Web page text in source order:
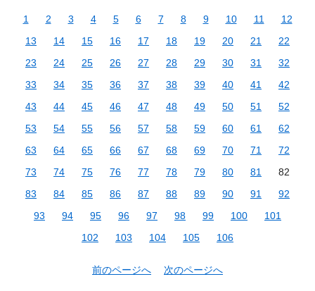
1 2 3 4 5 6 7 8 9 10 11
12
13
14 15 16 17 18 19 20 21
22
23
24 25 26 27 28 29 30 31
32
33
34 35 36 37 38 39 40 41
42
43
44 45 46 47 48 49 50 51
52
53
54 55 56 57 58 59 60 61
62
63
64 65 66 67 68 69 70 71
72
73
74 75 76 77 78 79 80 81
82
83
84 85 86 87 88 89 90 91
92
93
94 95 96 97 98 99 100
101
102
103 104 105 106
前のページへ 次のページへ